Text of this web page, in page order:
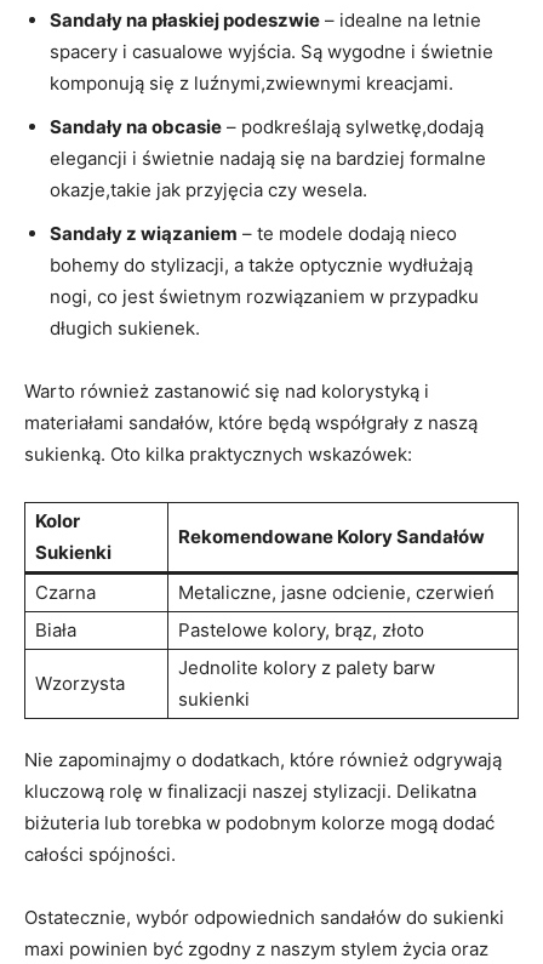
Sandały na płaskiej podeszwie – idealne na letnie
spacery i casualowe wyjścia. Są wygodne i świetnie
komponują się z luźnymi,zwiewnymi kreacjami.
Sandały na obcasie – podkreślają sylwetkę,dodają
elegancji i świetnie nadają się na bardziej formalne
okazje,takie jak przyjęcia czy wesela.
Sandały z wiązaniem – te modele dodają nieco
bohemy do stylizacji, a także optycznie wydłużają
nogi, co jest świetnym rozwiązaniem w przypadku
długich sukienek.
Warto również zastanowić się nad kolorystyką i
materiałami sandałów, które będą współgrały z naszą
sukienką. Oto kilka praktycznych wskazówek:
Kolor
Sukienki
Rekomendowane Kolory Sandałów
Czarna
Metaliczne, jasne odcienie, czerwień
Biała
Pastelowe kolory, brąz, złoto
Wzorzysta
Jednolite kolory z palety barw
sukienki
Nie zapominajmy o dodatkach, które również odgrywają
kluczową rolę w finalizacji naszej stylizacji. Delikatna
biżuteria lub torebka w podobnym kolorze mogą dodać
całości spójności.
Ostatecznie, wybór odpowiednich sandałów do sukienki
maxi powinien być zgodny z naszym stylem życia oraz